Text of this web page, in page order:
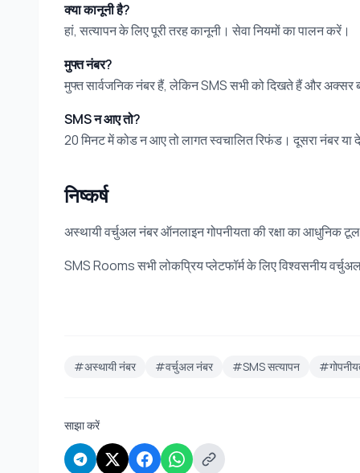
क्या कानूनी है?
हां, सत्यापन के लिए पूरी तरह कानूनी। सेवा नियमों का पालन करें।
मुफ्त नंबर?
मुफ्त सार्वजनिक नंबर हैं, लेकिन SMS सभी को दिखते हैं और अक्सर
SMS न आए तो?
20 मिनट में कोड न आए तो लागत स्वचालित रिफंड। दूसरा नंबर या
निष्कर्ष
अस्थायी वर्चुअल नंबर ऑनलाइन गोपनीयता की रक्षा का आधुनिक
SMS Rooms सभी लोकप्रिय प्लेटफॉर्म के लिए विश्वसनीय
#अस्थायी नंबर #वर्चुअल नंबर #SMS सत्यापन
साझा करें